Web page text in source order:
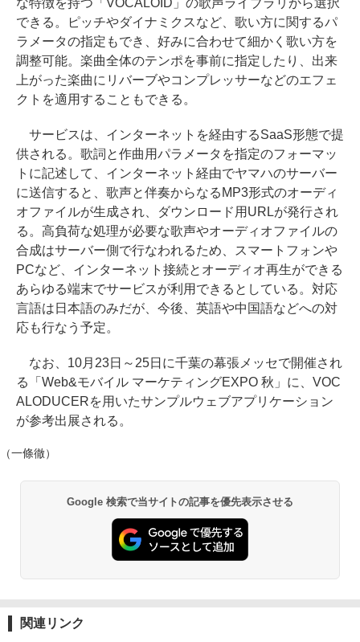
な特徴を持つ「VOCALOID」の歌声ライブラリから選択
できる。ピッチやダイナミクスなど、歌い方に関するパ
ラメータの指定もでき、好みに合わせて細かく歌い方を
調整可能。楽曲全体のテンポを事前に指定したり、出来
上がった楽曲にリバーブやコンプレッサーなどのエフェ
クトを適用することもできる。
サービスは、インターネットを経由するSaaS形態で提
供される。歌詞と作曲用パラメータを指定のフォーマッ
トに記述して、インターネット経由でヤマハのサーバー
に送信すると、歌声と伴奏からなるMP3形式のオーディ
オファイルが生成され、ダウンロード用URLが発行され
る。高負荷な処理が必要な歌声やオーディオファイルの
合成はサーバー側で行なわれるため、スマートフォンや
PCなど、インターネット接続とオーディオ再生ができる
あらゆる端末でサービスが利用できるとしている。対応
言語は日本語のみだが、今後、英語や中国語などへの対
応も行なう予定。
なお、10月23日～25日に千葉の幕張メッセで開催され
る「Web&モバイル マーケティングEXPO 秋」に、VOC
ALODUCERを用いたサンプルウェブアプリケーション
が参考出展される。
（一條徹）
Google 検索で当サイトの記事を優先表示させる
関連リンク